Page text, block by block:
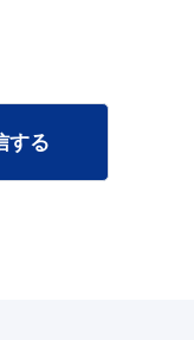
する